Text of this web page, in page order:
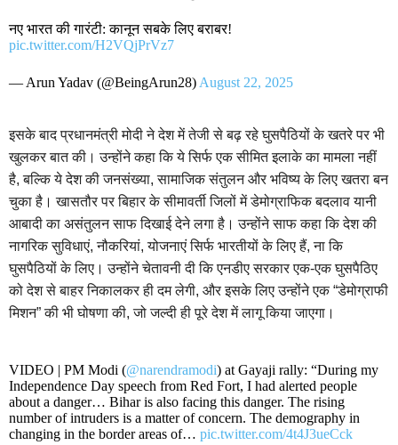
नए भारत की गारंटी: कानून सबके लिए बराबर!
pic.twitter.com/H2VQjPrVz7
— Arun Yadav (@BeingArun28) August 22, 2025
इसके बाद प्रधानमंत्री मोदी ने देश में तेजी से बढ़ रहे घुसपैठियों के खतरे पर भी
खुलकर बात की। उन्होंने कहा कि ये सिर्फ एक सीमित इलाके का मामला नहीं
है, बल्कि ये देश की जनसंख्या, सामाजिक संतुलन और भविष्य के लिए खतरा बन
चुका है। खासतौर पर बिहार के सीमावर्ती जिलों में डेमोग्राफिक बदलाव यानी
आबादी का असंतुलन साफ दिखाई देने लगा है। उन्होंने साफ कहा कि देश की
नागरिक सुविधाएं, नौकरियां, योजनाएं सिर्फ भारतीयों के लिए हैं, ना कि
घुसपैठियों के लिए। उन्होंने चेतावनी दी कि एनडीए सरकार एक-एक घुसपैठिए
को देश से बाहर निकालकर ही दम लेगी, और इसके लिए उन्होंने एक “डेमोग्राफी
मिशन” की भी घोषणा की, जो जल्दी ही पूरे देश में लागू किया जाएगा।
VIDEO | PM Modi (@narendramodi) at Gayaji rally: “During my
Independence Day speech from Red Fort, I had alerted people
about a danger… Bihar is also facing this danger. The rising
number of intruders is a matter of concern. The demography in
changing in the border areas of… pic.twitter.com/4t4J3ueCck